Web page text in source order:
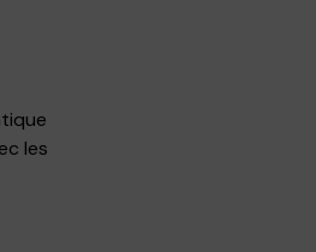
les